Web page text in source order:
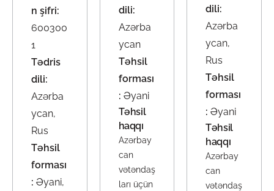
n şifri:
600300
1
Tədris
dili:
Azərba
ycan,
Rus
Təhsil
forması
: Əyani,
dili:
Azərba
ycan
Təhsil
forması
: Əyani
Təhsil
haqqı
Azərbay
can
vətəndaş
ları üçün
dili:
Azərba
ycan,
Rus
Təhsil
forması
: Əyani
Təhsil
haqqı
Azərbay
can
vətəndaş